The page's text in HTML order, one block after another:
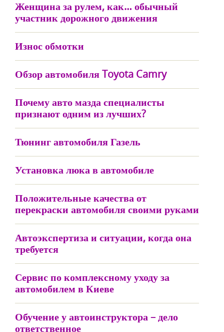
Женщина за рулем, как… обычный
участник дорожного движения
Износ обмотки
Обзор автомобиля Toyota Camry
Почему авто мазда специалисты
признают одним из лучших?
Тюнинг автомобиля Газель
Установка люка в автомобиле
Положительные качества от
перекраски автомобиля своими руками
Автоэкспертиза и ситуации, когда она
требуется
Сервис по комплексному уходу за
автомобилем в Киеве
Обучение у автоинструктора – дело
ответственное